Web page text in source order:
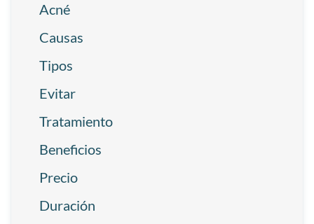
Acné
Causas
Tipos
Evitar
Tratamiento
Beneficios
Precio
Duración